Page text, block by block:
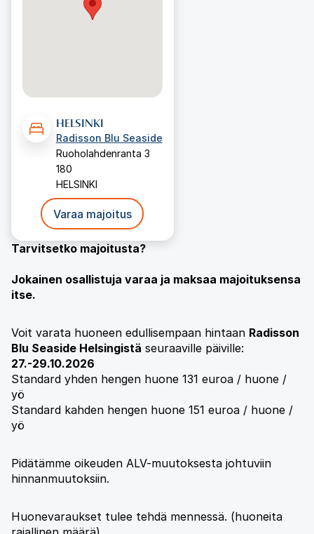
HELSINKI
Radisson Blu Seaside
Ruoholahdenranta 3
180
HELSINKI
Varaa majoitus
Tarvitsetko majoitusta?
Jokainen osallistuja varaa ja maksaa majoituksensa
itse.
Voit varata huoneen edullisempaan hintaan Radisson
Blu Seaside Helsingistä seuraaville päiville:
27.-29.10.2026
Standard yhden hengen huone 131 euroa / huone /
yö
Standard kahden hengen huone 151 euroa / huone /
yö
Pidätämme oikeuden ALV-muutoksesta johtuviin
hinnanmuutoksiin.
Huonevaraukset tulee tehdä mennessä. (huoneita